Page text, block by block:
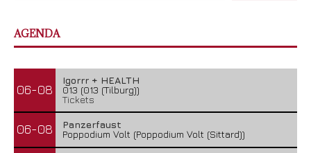
AGENDA
06-08
Igorrr + HEALTH
013 (013 (Tilburg))
Tickets
06-08
Panzerfaust
Poppodium Volt (Poppodium Volt (Sittard))